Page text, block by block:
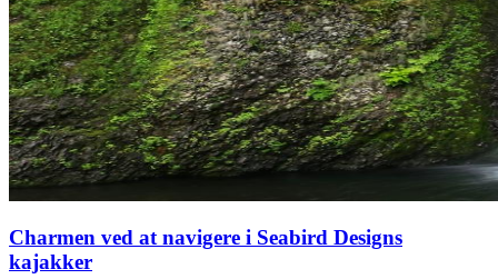
Charmen ved at navigere i Seabird Designs
kajakker